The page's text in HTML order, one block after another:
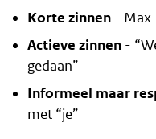
Korte zinnen- Max
Actieve zinnen-
gedaan”
Informeel maar
met “je”